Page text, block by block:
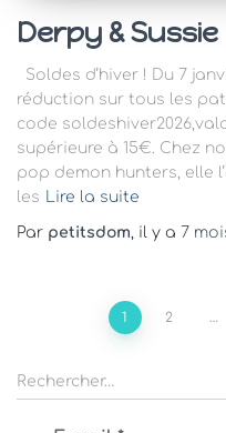
Derpy & Sussie
Soldes d’hiver ! Du 7
réduction sur tous les
code
supérieure à 15€. Chez
pop demon hunters, elle
les
Lire la suite
Par petitsdom, il y a 7
Pagination
des
publications
1 2 …
R
e
Rechercher…